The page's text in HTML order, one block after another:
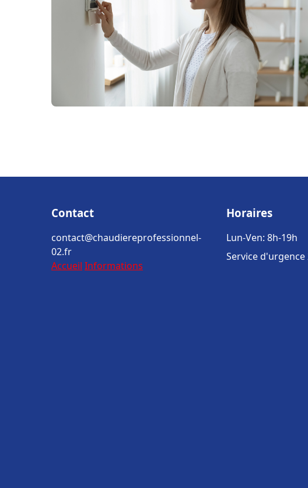
Contact
contact@chaudiereprofessionnel-
02.fr
Accueil Informations
Horaires
Lun-Ven: 8h-19h
Service d'urgence